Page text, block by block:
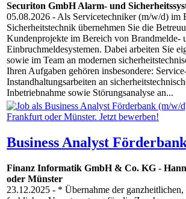
Securiton GmbH Alarm- und
05.08.2026 - Als Servicetechniker (m/w/d) im
Sicherheitstechnik übernehmen Sie die
Kundenprojekte im Bereich von Brandmelde-
Einbruchmeldesystemen. Dabei arbeiten Sie
sowie im Team an modernen
Ihren Aufgaben gehören insbesondere:
Instandhaltungsarbeiten an
Inbetriebnahme sowie Störungsanalyse an...
Business Analyst
Finanz Informatik GmbH & Co. KG -
oder Münster
23.12.2025 - * Übernahme der ganzheitlichen,